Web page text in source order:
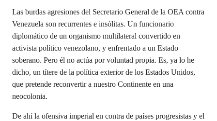
Las burdas agresiones del Secretario General de la OEA contra
Venezuela son recurrentes e insólitas. Un funcionario
diplomático de un organismo multilateral convertido en
activista político venezolano, y enfrentado a un Estado
soberano. Pero él no actúa por voluntad propia. Es, ya lo he
dicho, un títere de la política exterior de los Estados Unidos,
que pretende reconvertir a nuestro Continente en una
neocolonia.
De ahí la ofensiva imperial en contra de países progresistas y el